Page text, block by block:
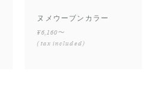
ヌメウーブンカラー
¥6,160〜
(tax included)